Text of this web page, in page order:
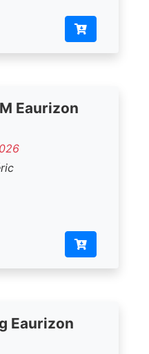
Eaurizon
Eaurizon